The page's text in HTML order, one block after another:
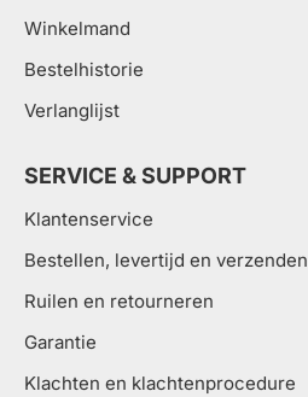
Winkelmand
Bestelhistorie
Verlanglijst
SERVICE & SUPPORT
Klantenservice
Bestellen, levertijd en verzenden
Ruilen en retourneren
Garantie
Klachten en klachtenprocedure